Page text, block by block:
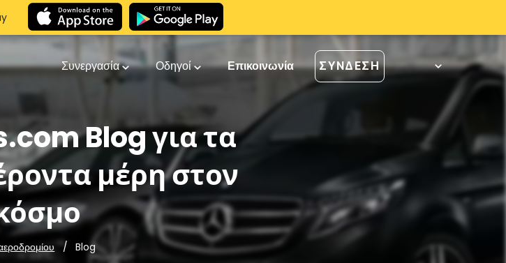
Συνεργασία Οδηγοί Επικοινωνία ΣΎΝΔΕΣΗ
Blog για τα
μέρη στον
Blog